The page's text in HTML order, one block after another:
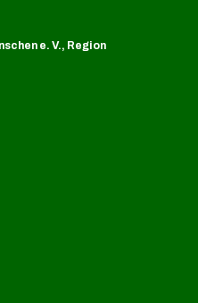
e. V., Region